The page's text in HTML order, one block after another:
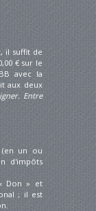
il suffit de
€ sur le
avec la
aux deux
Entre
(en un ou
d'impôts
Don » et
; il est